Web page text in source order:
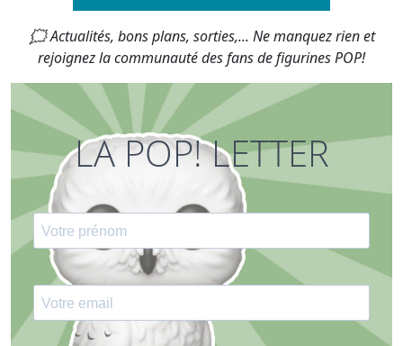
🗯 Actualités, bons plans, sorties,... Ne manquez rien et
rejoignez la communauté des fans de figurines POP!
LA POP! LETTER